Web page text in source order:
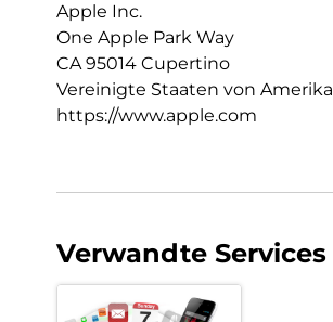
Apple Inc.
One Apple Park Way
CA 95014 Cupertino
Vereinigte Staaten von Amerika
https://www.apple.com
Verwandte Services